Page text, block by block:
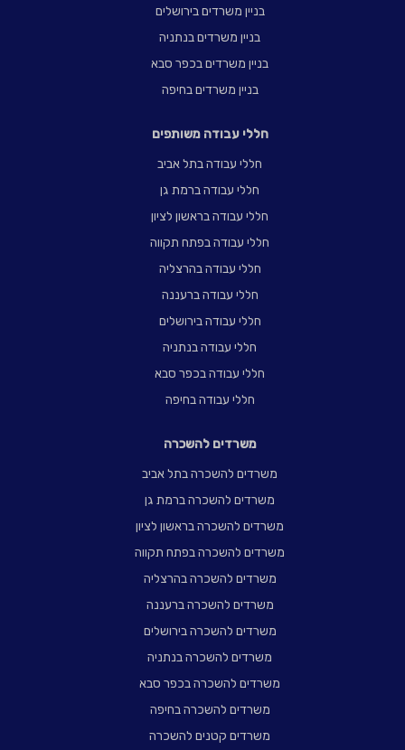
בניין משרדים בירושלים
בניין משרדים בנתניה
בניין משרדים בכפר סבא
בניין משרדים בחיפה
חללי עבודה משותפים
חללי עבודה בתל אביב
חללי עבודה ברמת גן
חללי עבודה בראשון לציון
חללי עבודה בפתח תקווה
חללי עבודה בהרצליה
חללי עבודה ברעננה
חללי עבודה בירושלים
חללי עבודה בנתניה
חללי עבודה בכפר סבא
חללי עבודה בחיפה
משרדים להשכרה
משרדים להשכרה בתל אביב
משרדים להשכרה ברמת גן
משרדים להשכרה בראשון לציון
משרדים להשכרה בפתח תקווה
משרדים להשכרה בהרצליה
משרדים להשכרה ברעננה
משרדים להשכרה בירושלים
משרדים להשכרה בנתניה
משרדים להשכרה בכפר סבא
משרדים להשכרה בחיפה
משרדים קטנים להשכרה